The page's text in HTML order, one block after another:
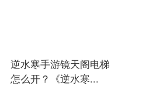
逆水寒手游镜天阁电梯
怎么开？《逆水寒...